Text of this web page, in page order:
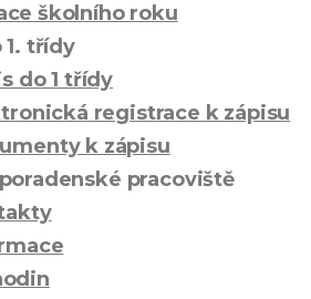
školního roku
1. třídy
do 1 třídy
registrace k zápisu
k zápisu
pracoviště